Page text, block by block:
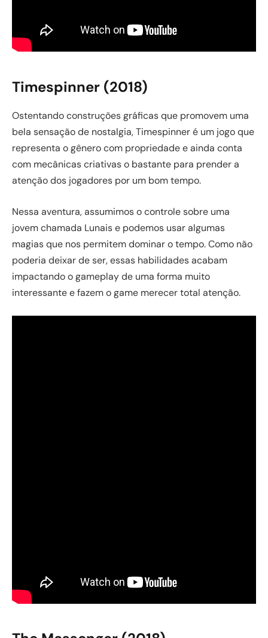
Timespinner (2018)
Ostentando construções gráficas que promovem uma
bela sensação de nostalgia, Timespinner é um jogo que
representa o gênero com propriedade e ainda conta
com mecânicas criativas o bastante para prender a
atenção dos jogadores por um bom tempo.
Nessa aventura, assumimos o controle sobre uma
jovem chamada Lunais e podemos usar algumas
magias que nos permitem dominar o tempo. Como não
poderia deixar de ser, essas habilidades acabam
impactando o gameplay de uma forma muito
interessante e fazem o game merecer total atenção.